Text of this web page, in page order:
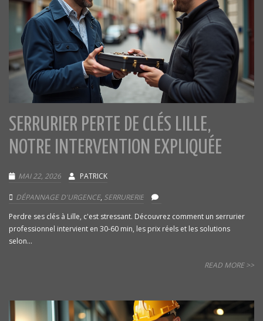
SERRURIER PERTE DE CLÉS LILLE,
NOTRE INTERVENTION EXPLIQUÉE
MAI 22, 2026 PATRICK
DÉPANNAGE D'URGENCE, SERRURERIE
Perdre ses clés à Lille, c'est stressant. Découvrez comment un serrurier
professionnel intervient en 30-60 min, les prix réels et les solutions
selon...
READ MORE >>